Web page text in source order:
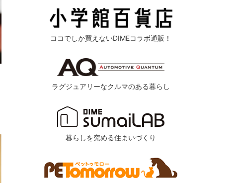
ココでしか買えないDIMEコラボ通販！
ラグジュアリーなクルマのある暮らし
暮らしを究める住まいづくり